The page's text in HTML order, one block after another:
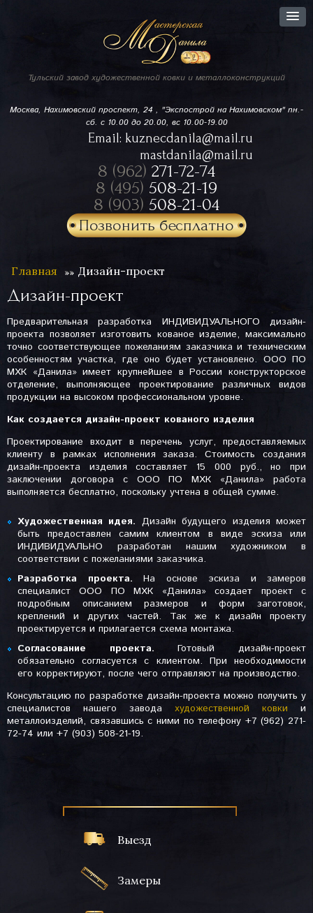
Тульский завод художественной ковки и металлоконструкций
Москва, Нахимовский проспект, 24 , "Экспострой на Нахимовском"пн.-
сб. с 10.00 до 20.00, вс 10.00-19.00
Email: kuznecdanila@mail.ru
mastdanila@mail.ru
8 (962) 271-72-74
8 (495) 508-21-19
8 (903) 508-21-04
Позвонить бесплатно
Выезд
Замеры
Главная Дизайн-проект
Дизайн-проект
Предварительная разработка ИНДИВИДУАЛЬНОГО дизайн-
проекта позволяет изготовить кованое изделие, максимально
точно соответствующее пожеланиям заказчика и техническим
особенностям участка, где оно будет установлено. ООО ПО
МХК «Данила» имеет крупнейшее в России конструкторское
отделение, выполняющее проектирование различных видов
продукции на высоком профессиональном уровне.
Как создается дизайн-проект кованого изделия
Проектирование входит в перечень услуг, предоставляемых
клиенту в рамках исполнения заказа. Стоимость создания
дизайн-проекта изделия составляет 15 000 руб., но при
заключении договора с ООО ПО МХК «Данила» работа
выполняется бесплатно, поскольку учтена в общей сумме.
Художественная идея. Дизайн будущего изделия может
быть предоставлен самим клиентом в виде эскиза или
ИНДИВИДУАЛЬНО разработан нашим художником в
соответствии с пожеланиями заказчика.
Разработка проекта. На основе эскиза и замеров
специалист ООО ПО МХК «Данила» создает проект с
подробным описанием размеров и форм заготовок,
креплений и других частей. Так же к дизайн проекту
проектируется и прилагается схема монтажа.
Согласование проекта.Готовый дизайн-проект
обязательно согласуется с клиентом. При необходимости
его корректируют, после чего отправляют на производство.
Консультацию по разработке дизайн-проекта можно получить у
специалистов нашего завода художественной ковки и
металлоизделий, связавшись с ними по телефону +7 (962) 271-
72-74 или +7 (903) 508-21-19.